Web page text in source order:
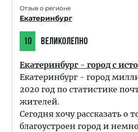
Отзыв о регионе
Екатеринбург
10 ВЕЛИКОЛЕПНО
Екатеринбург - город с
Екатеринбург - город
2020 год по статистике
жителей.
Сегодня хочу рассказать о
благоустроен город и